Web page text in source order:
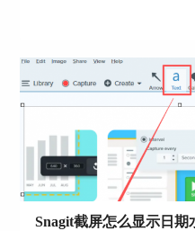
计也发现同样的一些问题，
如果放大查看后模糊感很明
能从来没有留意过软件的保
存档，从来不清楚Snagit截
外，图片格式很多，像PNG
我们日常使用应该用什么格
Snagit截图保存的图片是什
格式最清晰的相关内容。...
Snagit截屏怎么显示日期